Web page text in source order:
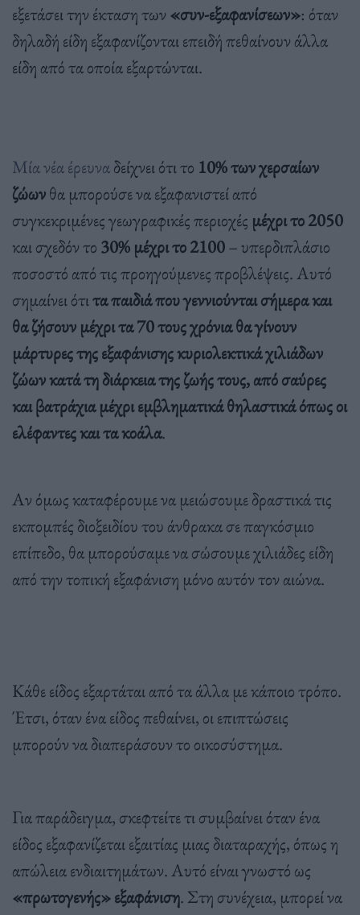
εξετάσει την έκταση των «συν-εξαφανίσεων»: όταν
δηλαδή είδη εξαφανίζονται επειδή πεθαίνουν άλλα
είδη από τα οποία εξαρτώνται.
Μία νέα έρευναδείχνει ότι το 10% των χερσαίων
ζώωνθα μπορούσε να εξαφανιστεί από
συγκεκριμένες γεωγραφικές περιοχές μέχρι το 2050
και σχεδόν το 30% μέχρι το 2100– υπερδιπλάσιο
ποσοστό από τις προηγούμενες προβλέψεις. Αυτό
σημαίνει ότιτα παιδιά που γεννιούνται σήμερα και
θα ζήσουν μέχρι τα 70 τους χρόνια θα γίνουν
μάρτυρες της εξαφάνισης κυριολεκτικά χιλιάδων
ζώων κατά τη διάρκεια της ζωής τους, από σαύρες
και βατράχια μέχρι εμβληματικά θηλαστικά όπως οι
ελέφαντες και τα κοάλα.
Αν όμως καταφέρουμε να μειώσουμε δραστικά τις
εκπομπές διοξειδίου του άνθρακα σε παγκόσμιο
επίπεδο, θα μπορούσαμε να σώσουμε χιλιάδες είδη
από την τοπική εξαφάνιση μόνο αυτόν τον αιώνα.
Κάθε είδος εξαρτάται από τα άλλα με κάποιο τρόπο.
Έτσι, όταν ένα είδος πεθαίνει, οι επιπτώσεις
μπορούν να διαπεράσουν το οικοσύστημα.
Για παράδειγμα, σκεφτείτε τι συμβαίνει όταν ένα
είδος εξαφανίζεται εξαιτίας μιας διαταραχής, όπως η
απώλεια ενδιαιτημάτων. Αυτό είναι γνωστό ως
«πρωτογενής» εξαφάνιση. Στη συνέχεια, μπορεί να